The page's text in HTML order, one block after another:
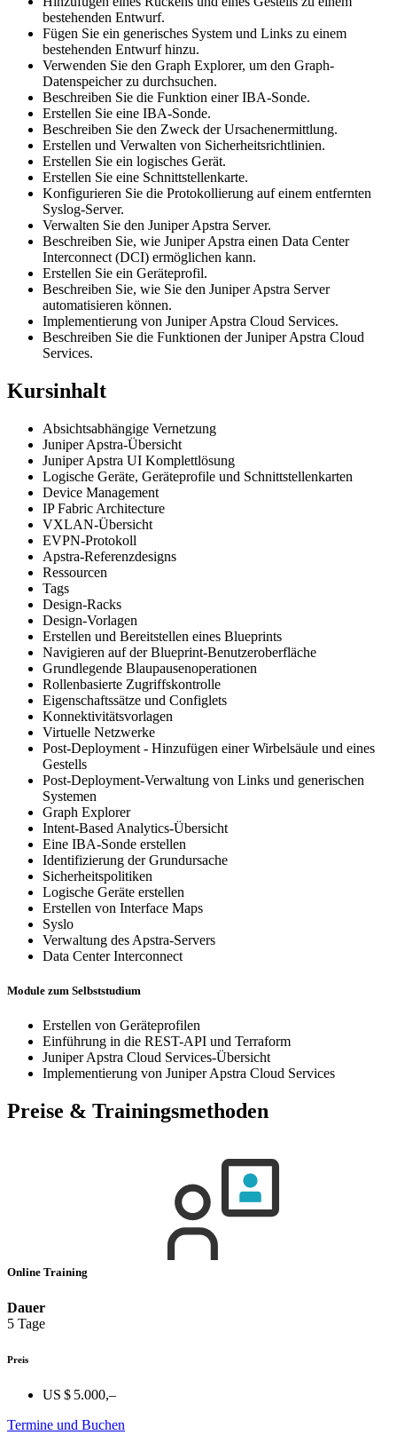
bestehenden Entwurf.
Fügen Sie ein generisches System und Links zu einem
bestehenden Entwurf hinzu.
Verwenden Sie den Graph Explorer, um den Graph-
Datenspeicher zu durchsuchen.
Beschreiben Sie die Funktion einer IBA-Sonde.
Erstellen Sie eine IBA-Sonde.
Beschreiben Sie den Zweck der Ursachenermittlung.
Erstellen und Verwalten von Sicherheitsrichtlinien.
Erstellen Sie ein logisches Gerät.
Erstellen Sie eine Schnittstellenkarte.
Konfigurieren Sie die Protokollierung auf einem entfernten
Syslog-Server.
Verwalten Sie den Juniper Apstra Server.
Beschreiben Sie, wie Juniper Apstra einen Data Center
Interconnect (DCI) ermöglichen kann.
Erstellen Sie ein Geräteprofil.
Beschreiben Sie, wie Sie den Juniper Apstra Server
automatisieren können.
Implementierung von Juniper Apstra Cloud Services.
Beschreiben Sie die Funktionen der Juniper Apstra Cloud
Services.
Kursinhalt
Absichtsabhängige Vernetzung
Juniper Apstra-Übersicht
Juniper Apstra UI Komplettlösung
Logische Geräte, Geräteprofile und Schnittstellenkarten
Device Management
IP Fabric Architecture
VXLAN-Übersicht
EVPN-Protokoll
Apstra-Referenzdesigns
Ressourcen
Tags
Design-Racks
Design-Vorlagen
Erstellen und Bereitstellen eines Blueprints
Navigieren auf der Blueprint-Benutzeroberfläche
Grundlegende Blaupausenoperationen
Rollenbasierte Zugriffskontrolle
Eigenschaftssätze und Configlets
Konnektivitätsvorlagen
Virtuelle Netzwerke
Post-Deployment - Hinzufügen einer Wirbelsäule und eines
Gestells
Post-Deployment-Verwaltung von Links und generischen
Systemen
Graph Explorer
Intent-Based Analytics-Übersicht
Eine IBA-Sonde erstellen
Identifizierung der Grundursache
Sicherheitspolitiken
Logische Geräte erstellen
Erstellen von Interface Maps
Syslo
Verwaltung des Apstra-Servers
Data Center Interconnect
Module zum Selbststudium
Erstellen von Geräteprofilen
Einführung in die REST-API und Terraform
Juniper Apstra Cloud Services-Übersicht
Implementierung von Juniper Apstra Cloud Services
Preise & Trainingsmethoden
Online Training
Dauer
5 Tage
Preis
US $ 5.000,–
Termine und Buchen